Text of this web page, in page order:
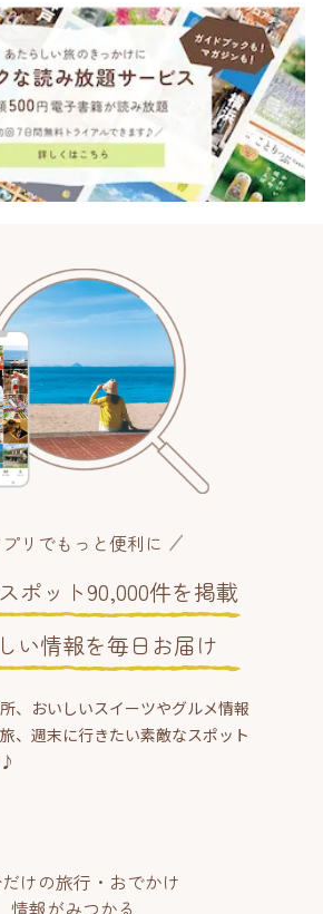
リでもっと便利に
ポット90,000件を掲載
い情報を毎日お届け
、おいしいスイーツやグルメ情報
、週末に行きたい素敵なスポット
けの旅行・おでかけ
情報がみつかる